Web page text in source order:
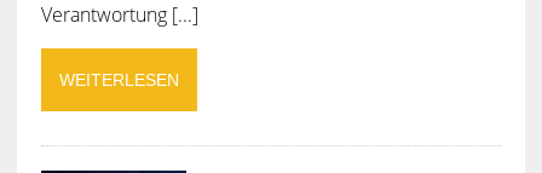
Verantwortung [...]
WEITERLESEN